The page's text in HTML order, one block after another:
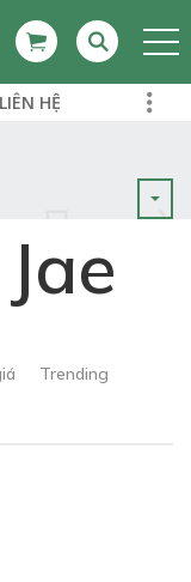
LIÊN HỆ
Trending